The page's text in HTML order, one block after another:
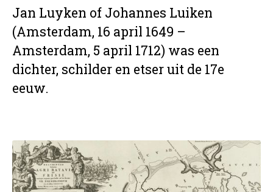
Jan Luyken of Johannes Luiken
(Amsterdam, 16 april 1649 –
Amsterdam, 5 april 1712) was een
dichter, schilder en etser uit de 17e
eeuw.